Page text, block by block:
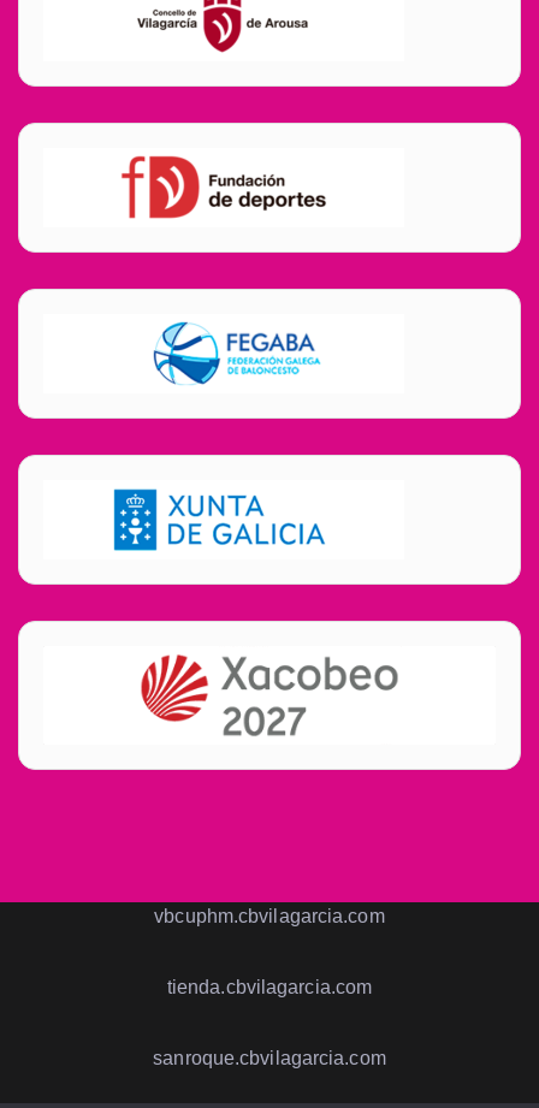
vbcuphm.cbvilagarcia.com
tienda.cbvilagarcia.com
sanroque.cbvilagarcia.com